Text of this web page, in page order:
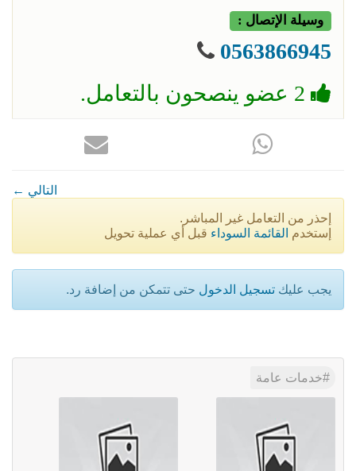
وسيلة الإتصال :
0563866945
← التالي
إحذر من التعامل غير المباشر.
إستخدم القائمة السوداء قبل أي عملية تحويل
يجب عليك تسجيل الدخول حتى تتمكن من إضافة رد.
خدمات عامة